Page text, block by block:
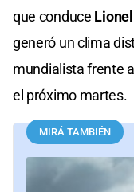
que conduce
generó un clima
mundialista frente
el próximo martes.
MIRÁ TAMBIÉN